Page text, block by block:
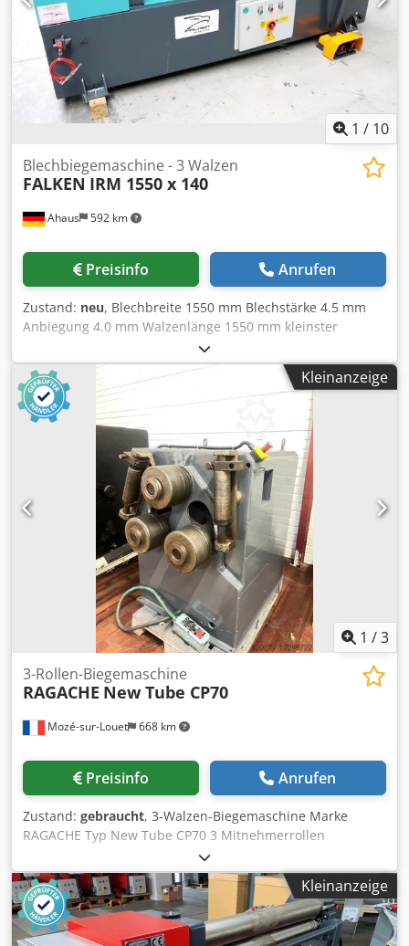
1 / 10
Ahaus 592 km
Blechbiegemaschine - 3 Walzen
FALKEN IRM 1550 x 140
Preisinfo Anrufen
Zustand: neu, Blechbreite 1550 mm Blechstärke 4.5 mm
Anbiegung 4.0 mm Walzenlänge 1550 mm kleinster
Durchmesser ca. 190 mm Walzendurchmesser - oben 140
mm Biegegeschwindigkeit 3.0 m/min Motorleistung 2.2 kW
Gewicht 1420 kg Abmessung L-B-H 2700 x 750 x 1000 mm
Ausstattung: - robuste elekro-mechanische
Rundbiegemaschine - 2x Zentralwalzen über Elektromotor
angetrieben (Ober- & Unterwalze) Dwsdpfx Aezkbn Ienyea
- Oberwalze manuell ausschwenkbar, mit Klapplager -
inklusive Konischbiegeeinrichtung - freibewegliches
Bedienpult - Unterwalze manuell zustellbar, per Handrad -
asymmetrische Walzenanordnung - selbstbremsender
Hauptmotor - Sicherheitseinrichtung (Sicherheitsleine mit
Schaltereinheit) - CE-Zeichen/Konformitätserklärung
Sonderausstattung im Preis enthalten: - gehärtete Walzen
- motorische Seitenwalzenverstellung - digitale
Positionsanzeige für motorisch verstellbare Seitenwalze
Kleinanzeige
1 /3
Mozé-sur-Louet 668 km
3-Rollen-Biegemaschine
RAGACHE New Tube CP70
Preisinfo Anrufen
Zustand: gebraucht, 3-Walzen-Biegemaschine Marke
RAGACHE Typ New Tube CP70 3 Mitnehmerrollen
Durchmesser 232 mm Kapazität Rechteck Standardstahl
60.0 mm Kapazität rund Standardstahl 40.0 mm Kapazität
L Standardstahl 70.0 mm Kapazität U Standardstahl 120.0
mm Dwjdpfx Anouluhweysa Kapazität T Standardstahl 60.0
mm Kapazität I Standardstahl 120.0 mm
Kleinanzeige